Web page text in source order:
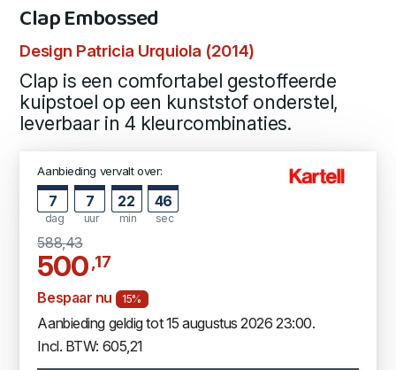
Clap Embossed
Design Patricia Urquiola (2014)
Clap is een comfortabel gestoffeerde
kuipstoel op een kunststof onderstel,
leverbaar in 4 kleurcombinaties.
Aanbieding vervalt over:
7
dag
7
uur
22
min
46
sec
588,43
500,17
Bespaar nu 15%
Aanbieding geldig tot 15 augustus 2026 23:00.
Incl. BTW: 605,21